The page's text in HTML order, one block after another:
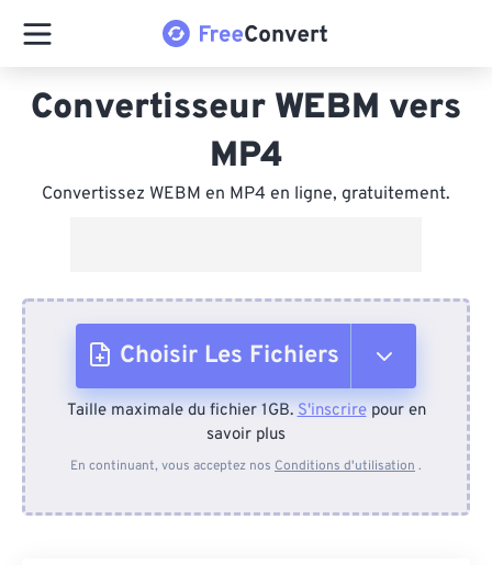
Convertisseur WEBM vers
MP4
Convertissez WEBM en MP4 en ligne, gratuitement.
Choisir Les Fichiers
Depuis l'appareil
Taille maximale du fichier 1GB.S'inscrirepour en
savoir plus
En continuant, vous acceptez nos Conditions d'utilisation .